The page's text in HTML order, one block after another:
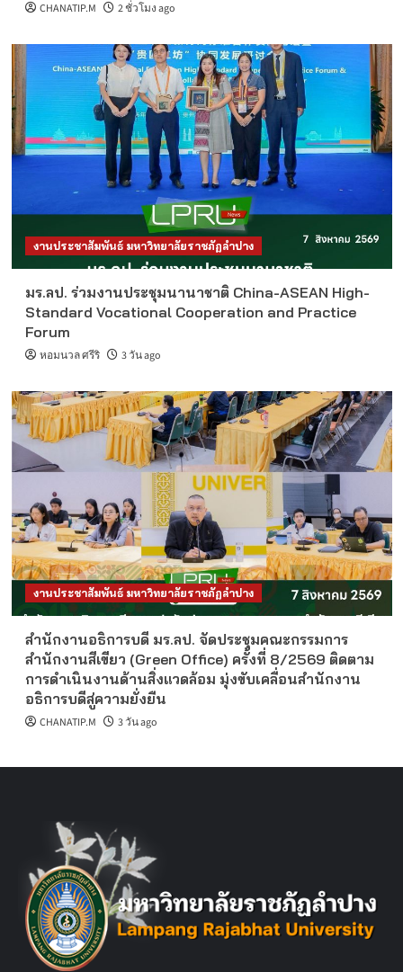
CHANATIP.M 2 ชั่วโมง ago
งานประชาสัมพันธ์ มหาวิทยาลัยราชภัฏลำปาง
มร.ลป. ร่วมงานประชุมนานาชาติ China-ASEAN High-
Standard Vocational Cooperation and Practice
Forum
หอมนวล ศรีริ 3 วัน ago
งานประชาสัมพันธ์ มหาวิทยาลัยราชภัฏลำปาง
สำนักงานอธิการบดี มร.ลป. จัดประชุมคณะกรรมการ
สำนักงานสีเขียว (Green Office) ครั้งที่ 8/2569 ติดตาม
การดำเนินงานด้านสิ่งแวดล้อม มุ่งขับเคลื่อนสำนักงาน
อธิการบดีสู่ความยั่งยืน
CHANATIP.M 3 วัน ago